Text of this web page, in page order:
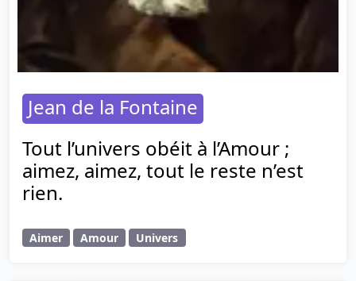
Jean de la Fontaine
Tout l’univers obéit à l’Amour ;
aimez, aimez, tout le reste n’est
rien.
Aimer Amour Univers